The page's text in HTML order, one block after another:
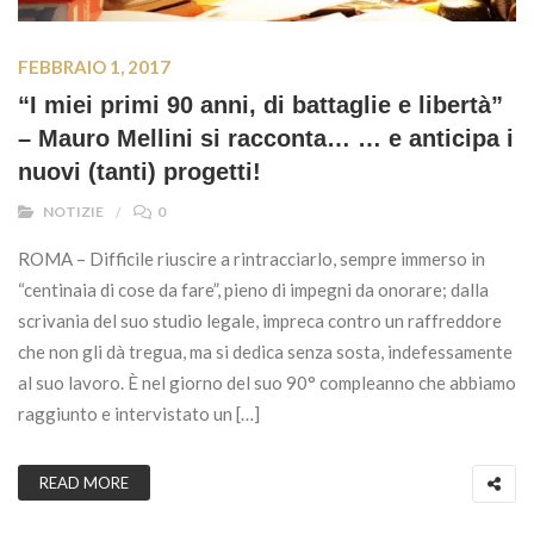
FEBBRAIO 1, 2017
“I miei primi 90 anni, di battaglie e libertà”
– Mauro Mellini si racconta… … e anticipa i
nuovi (tanti) progetti!
NOTIZIE 0
ROMA – Difficile riuscire a rintracciarlo, sempre immerso in
“centinaia di cose da fare”, pieno di impegni da onorare; dalla
scrivania del suo studio legale, impreca contro un raffreddore
che non gli dà tregua, ma si dedica senza sosta, indefessamente
al suo lavoro. È nel giorno del suo 90° compleanno che abbiamo
raggiunto e intervistato un […]
READ MORE